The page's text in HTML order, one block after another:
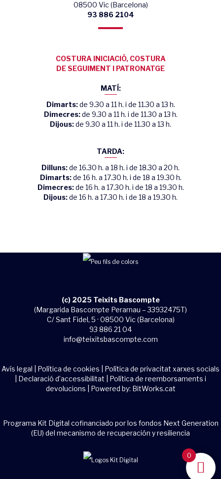
08500 Vic (Barcelona)
93 886 2104
COSTURA INICIACIÓ, COSTURA
DE SEGUIMENT I PATRONATGE
MATÍ:
Dimarts:de 9.30 a 11 h. i de 11.30 a 13 h.
Dimecres:de 9.30 a 11 h. i de 11.30 a 13 h.
Dijous:de 9.30 a 11 h. i de 11.30 a 13 h.
TARDA:
Dilluns:de 16.30 h. a 18 h. i de 18.30 a 20 h.
Dimarts:de 16 h. a 17.30 h. i de 18 a 19.30 h.
Dimecres:de 16 h. a 17.30 h. i de 18 a 19.30 h.
Dijous:de 16 h. a 17.30 h. i de 18 a 19.30 h.
(c) 2025 Teixits Bascompte
(Margarida Bascompte Perarnau – 33932475T)
C/ Sant Fidel, 5 · 08500 Vic (Barcelona)
93 886 21 04
info@teixitsbascompte.com
Avís legal Política de cookies
Política de privacitat xarxes socials
Declaració d’accessibilitat
Política de reemborsaments i
devolucions | Powered by: BitWorks.cat
Programa Kit Digital cofinanciado por los fondos Next Generation
(EU) del mecanismo de recuperación y resiliencia
0